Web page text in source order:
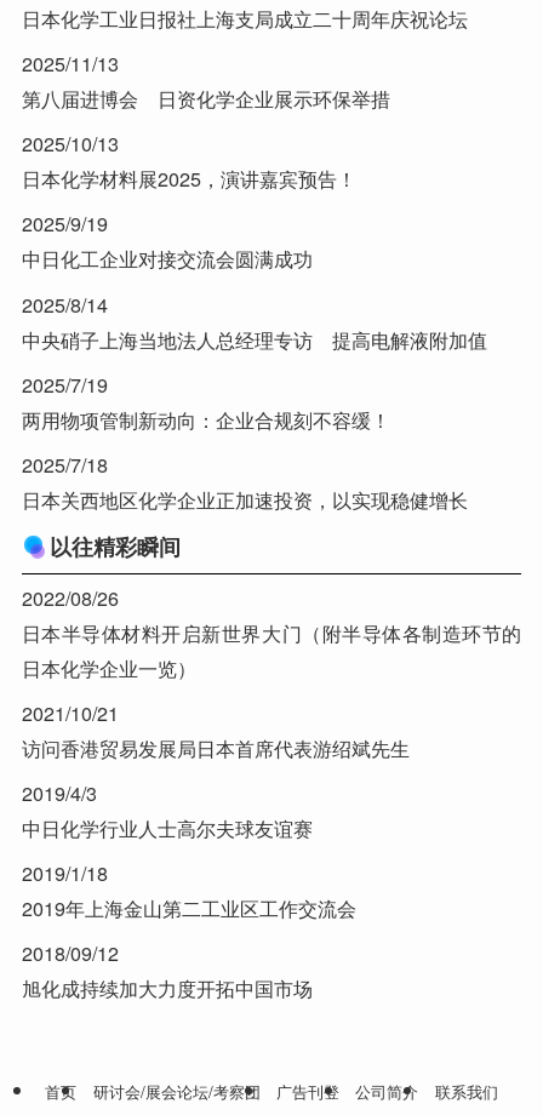
日本化学工业日报社上海支局成立二十周年庆祝论坛
2025/11/13
第八届进博会 日资化学企业展示环保举措
2025/10/13
日本化学材料展2025，演讲嘉宾预告！
2025/9/19
中日化工企业对接交流会圆满成功
2025/8/14
中央硝子上海当地法人总经理专访 提高电解液附加值
2025/7/19
两用物项管制新动向：企业合规刻不容缓！
2025/7/18
日本关西地区化学企业正加速投资，以实现稳健增长
以往精彩瞬间
2022/08/26
日本半导体材料开启新世界大门（附半导体各制造环节的
日本化学企业一览）
2021/10/21
访问香港贸易发展局日本首席代表游绍斌先生
2019/4/3
中日化学行业人士高尔夫球友谊赛
2019/1/18
2019年上海金山第二工业区工作交流会
2018/09/12
旭化成持续加大力度开拓中国市场
首页 研讨会/展会论坛/考察团 广告刊登 公司简介
联系我们